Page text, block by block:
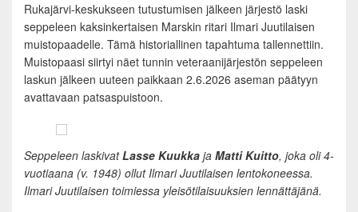
Rukajärvi-keskukseen tutustumisen jälkeen järjestö laski
seppeleen kaksinkertaisen Marskin ritari Ilmari Juutilaisen
muistopaadelle. Tämä historiallinen tapahtuma tallennettiin.
Muistopaasi siirtyi näet tunnin veteraanijärjestön seppeleen
laskun jälkeen uuteen paikkaan 2.6.2026 aseman päätyyn
avattavaan patsaspuistoon.
Seppeleen laskivatLasse Kuukka ja Matti Kuitto, joka oli 4-
vuotiaana (v. 1948) ollut Ilmari Juutilaisen lentokoneessa.
Ilmari Juutilaisen toimiessa yleisötilaisuuksien lennättäjänä.